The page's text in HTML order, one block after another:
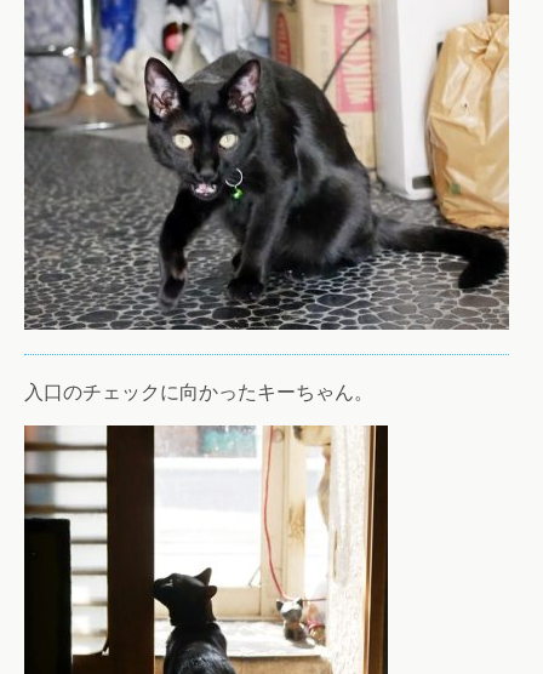
入口のチェックに向かったキーちゃん。